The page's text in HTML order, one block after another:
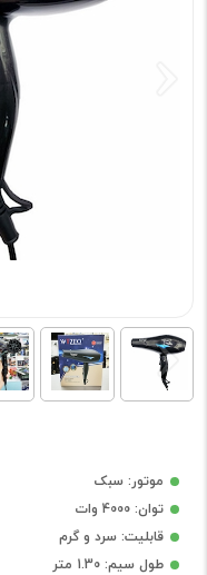
موتور: سبک
توان: 4000 وات
قابلیت: سرد و گرم
طول سیم: 1.30 متر